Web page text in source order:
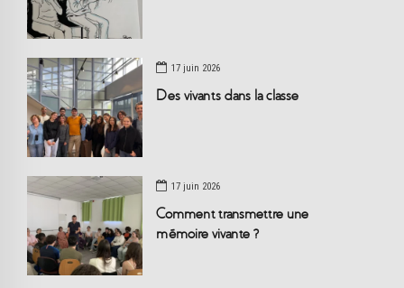
17 juin 2026
Des vivants dans la classe
17 juin 2026
Comment transmettre une
mémoire vivante ?